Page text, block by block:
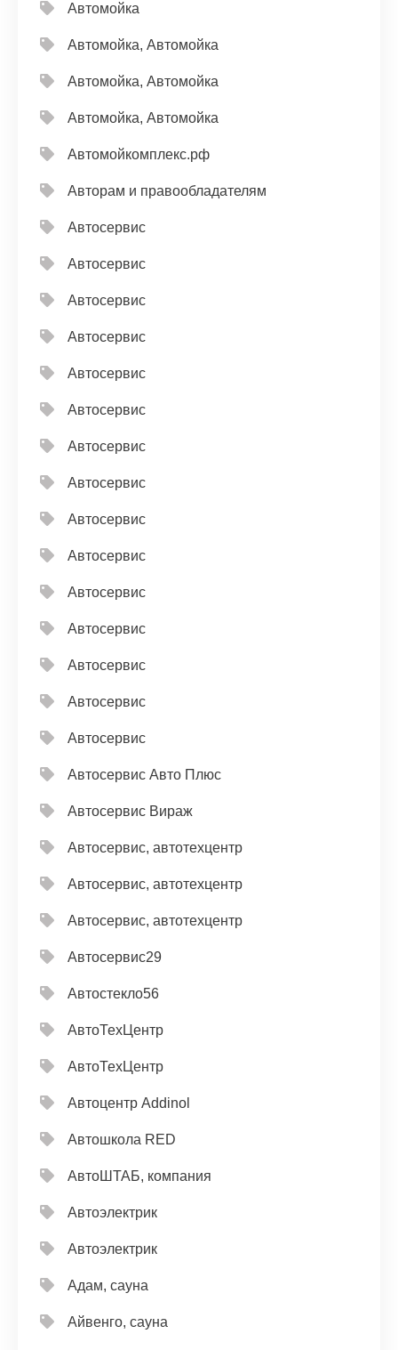
Автомойка
Автомойка, Автомойка
Автомойка, Автомойка
Автомойка, Автомойка
Автомойкомплекс.рф
Авторам и правообладателям
Автосервис
Автосервис
Автосервис
Автосервис
Автосервис
Автосервис
Автосервис
Автосервис
Автосервис
Автосервис
Автосервис
Автосервис
Автосервис
Автосервис
Автосервис
Автосервис Авто Плюс
Автосервис Вираж
Автосервис, автотехцентр
Автосервис, автотехцентр
Автосервис, автотехцентр
Автосервис29
Автостекло56
АвтоТехЦентр
АвтоТехЦентр
Автоцентр Addinol
Автошкола RED
АвтоШТАБ, компания
Автоэлектрик
Автоэлектрик
Адам, сауна
Айвенго, сауна